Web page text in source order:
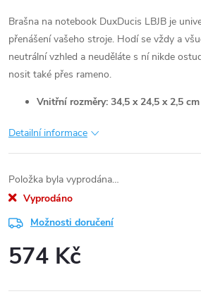
Brašna na notebook DuxDucis LBJB je
přenášení vašeho stroje. Hodí se vždy a
neutrální vzhled a neuděláte s ní nikde
nosit také přes rameno.
Vnitřní rozměry: 34,5 x 24,5 x 2,5 cm
Detailní informace
Položka byla vyprodána…
Vyprodáno
Možnosti doručení
574 Kč
cena: